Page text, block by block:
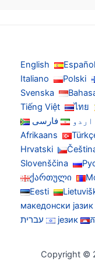
English
Italiano
Svenska
Tiếng Việt
فارسی
Afrikaans
Hrvatski
Slovenščina
ქართული
Eesti
македонски
језик
עברית